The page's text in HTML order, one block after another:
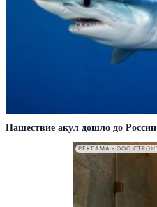
Нашествие акул дошло до России